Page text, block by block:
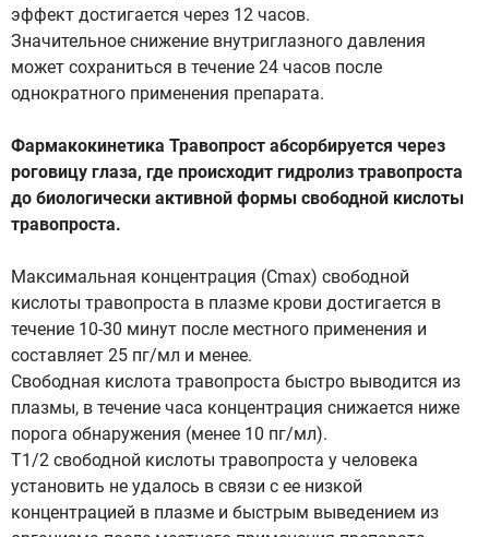
эффект достигается через 12 часов.
Значительное снижение внутриглазного давления
может сохраниться в течение 24 часов после
однократного применения препарата.
Фармакокинетика Травопрост абсорбируется через
роговицу глаза, где происходит гидролиз травопроста
до биологически активной формы свободной кислоты
травопроста.
Максимальная концентрация (Сmax) свободной
кислоты травопроста в плазме крови достигается в
течение 10-30 минут после местного применения и
составляет 25 пг/мл и менее.
Свободная кислота травопроста быстро выводится из
плазмы, в течение часа концентрация снижается ниже
порога обнаружения (менее 10 пг/мл).
Т1/2 свободной кислоты травопроста у человека
установить не удалось в связи с ее низкой
концентрацией в плазме и быстрым выведением из